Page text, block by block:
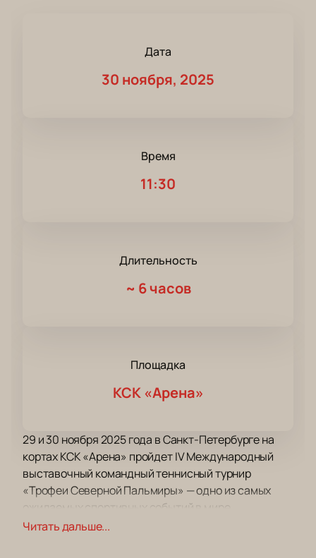
Дата
30 ноября, 2025
Время
11:30
Длительность
~ 6 часов
Площадка
КСК «Арена»
29 и 30 ноября 2025 года в Санкт-Петербурге на
кортах КСК «Арена» пройдет IV Международный
выставочный командный теннисный турнир
«Трофеи Северной Пальмиры» — одно из самых
ожидаемых спортивных событий в мире
российского тенниса. Турнир проводится в
Читать дальше...